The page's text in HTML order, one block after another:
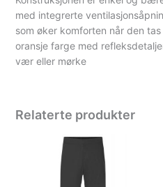
med integrerte
som øker komforten når den
oransje farge med
vær eller mørke
Relaterte produkter